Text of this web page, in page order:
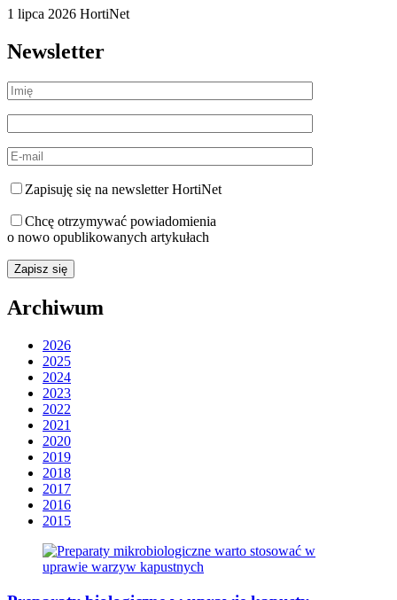
1 lipca 2026 HortiNet
Newsletter
Zapisuję się na newsletter HortiNet
Chcę otrzymywać powiadomienia
o nowo opublikowanych artykułach
Archiwum
2026
2025
2024
2023
2022
2021
2020
2019
2018
2017
2016
2015